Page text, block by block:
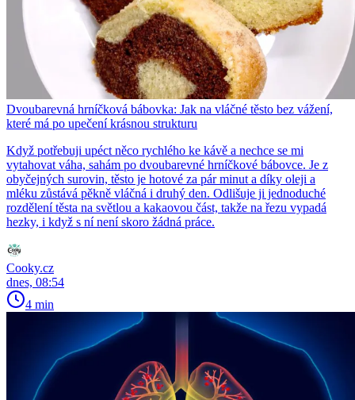
Dvoubarevná hrníčková bábovka: Jak na vláčné těsto bez vážení,
které má po upečení krásnou strukturu
Když potřebuji upéct něco rychlého ke kávě a nechce se mi
vytahovat váha, sahám po dvoubarevné hrníčkové bábovce. Je z
obyčejných surovin, těsto je hotové za pár minut a díky oleji a
mléku zůstává pěkně vláčná i druhý den. Odlišuje ji jednoduché
rozdělení těsta na světlou a kakaovou část, takže na řezu vypadá
hezky, i když s ní není skoro žádná práce.
Cooky.cz
dnes, 08:54
4 min